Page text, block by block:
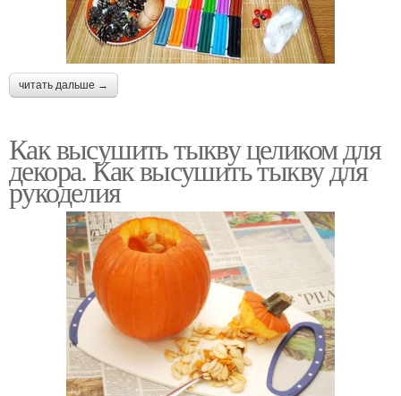
читать дальше →
Как высушить тыкву целиком для
декора. Как высушить тыкву для
рукоделия